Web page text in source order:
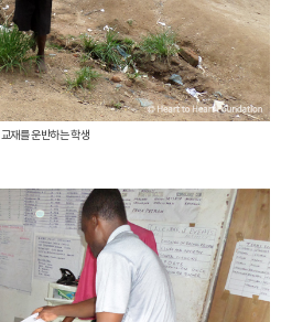
교재를 운반하는 학생